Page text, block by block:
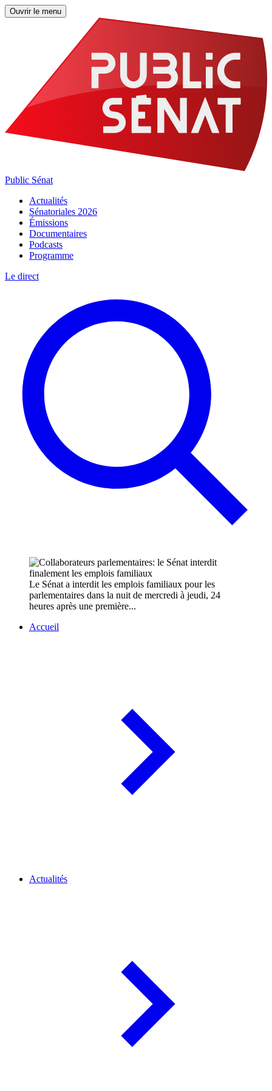
Ouvrir le menu
Public Sénat
Actualités
Sénatoriales 2026
Émissions
Documentaires
Podcasts
Programme
Le direct
Le Sénat a interdit les emplois familiaux pour les
parlementaires dans la nuit de mercredi à jeudi, 24
heures après une première...
Accueil
Actualités